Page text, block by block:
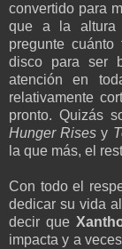
convertido para
que a la altura
pregunte
disco para ser
atención en
relativamente
pronto. Quizás
Hunger Rises y
la que más, el
Con todo el
dedicar su vida
decir que
impacta y a